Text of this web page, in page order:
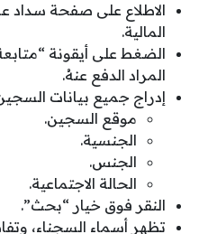
الاطلاع على صفحة سداد
المالية.
الضغط على أيقونة
المراد الدفع عنهُ.
إدراج جميع بيانات
موقع السجين.
الجنسية.
الجنس.
الحالة الاجتماعية.
النقر فوق خيار “بحث”.
تظهر أسماء السجناء،